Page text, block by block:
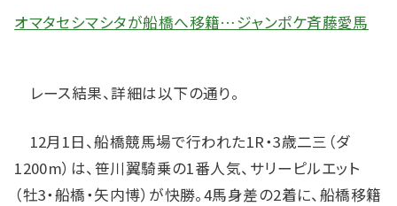
オマタセシマシタが船橋へ移籍…ジャンポケ斉藤愛馬
レース結果、詳細は以下の通り。
12月1日、船橋競馬場で行われた1R・3歳二三（ダ
1200m）は、笹川翼騎乗の1番人気、サリーピルエット
（牡3・船橋・矢内博）が快勝。4馬身差の2着に、船橋移籍